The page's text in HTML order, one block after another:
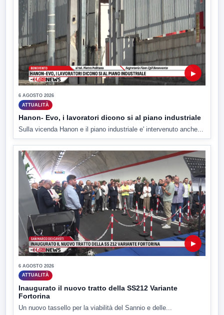
▶
6 AGOSTO 2026
ATTUALITÀ
Hanon- Evo, i lavoratori dicono si al piano industriale
Sulla vicenda Hanon e il piano industriale e' intervenuto anche...
▶
6 AGOSTO 2026
ATTUALITÀ
Inaugurato il nuovo tratto della SS212 Variante
Fortorina
Un nuovo tassello per la viabilità del Sannio e delle...